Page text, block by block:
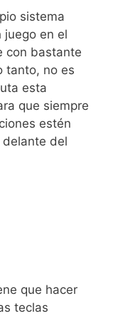
sistema
juego en el
con bastante
tanto, no es
esta
que siempre
estén
del
que hacer
teclas